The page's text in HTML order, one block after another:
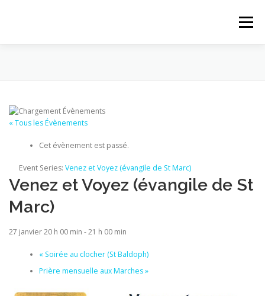
Menu
PAROISSE LE MAGASIN
« Tous les Évènements
Cet évènement est passé.
Event Series: Venez et Voyez (évangile de St Marc)
Venez et Voyez (évangile de St
Marc)
27 janvier 20 h 00 min -21 h 00 min
« Soirée au clocher (St Baldoph)
Prière mensuelle aux Marches»